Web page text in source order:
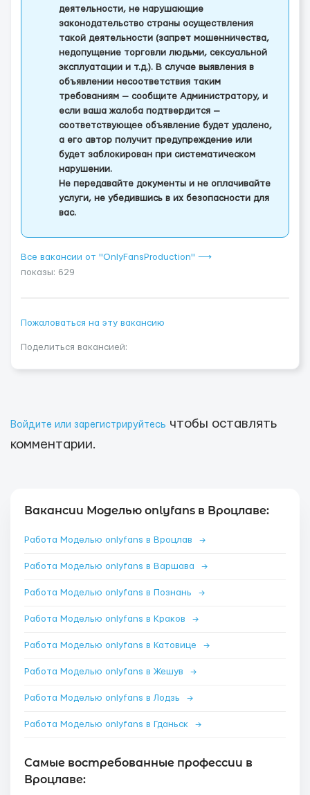
деятельности, не нарушающие
законодательство страны осуществления
такой деятельности (запрет мошенничества,
недопущение торговли людьми, сексуальной
эксплуатации и т.д.). В случае выявления в
объявлении несоответствия таким
требованиям — сообщите Администратору, и
если ваша жалоба подтвердится —
соответствующее объявление будет удалено,
а его автор получит предупреждение или
будет заблокирован при систематическом
нарушении.
Не передавайте документы и не оплачивайте
услуги, не убедившись в их безопасности для
вас.
Все вакансии от "OnlyFansProduction" ⟶
показы: 629
Пожаловаться на эту вакансию
Поделиться вакансией:
Войдите или зарегистрируйтесь чтобы оставлять
комментарии.
Вакансии Моделью onlyfans в Вроцлаве:
Работа Моделью onlyfans в Вроцлав →
Работа Моделью onlyfans в Варшава →
Работа Моделью onlyfans в Познань →
Работа Моделью onlyfans в Краков →
Работа Моделью onlyfans в Катовице →
Работа Моделью onlyfans в Жешув →
Работа Моделью onlyfans в Лодзь →
Работа Моделью onlyfans в Гданьск →
Самые востребованные профессии в
Вроцлаве: